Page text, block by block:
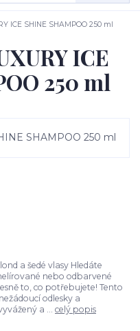
ICE SHINE SHAMPOO 250 ml
ICE
250 ml
a šedé vlasy Hledáte
nebo odbarvené
to, co potřebujete! Tento
odlesky a
a ... celý popis